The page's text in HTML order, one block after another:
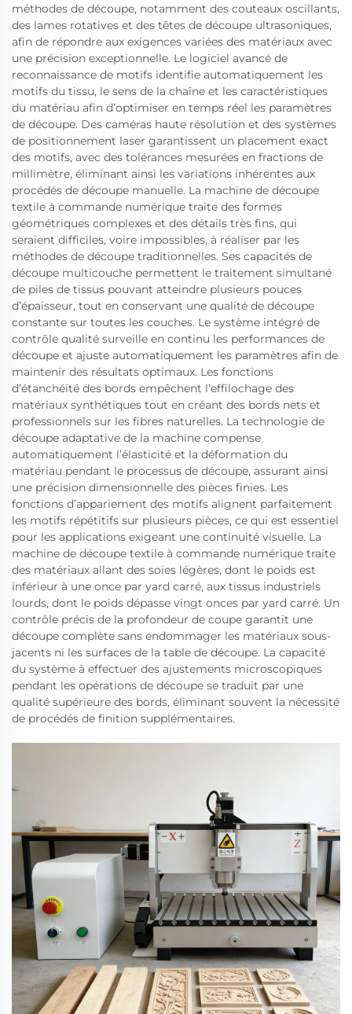
méthodes de découpe, notamment des couteaux oscillants,
des lames rotatives et des têtes de découpe ultrasoniques,
afin de répondre aux exigences variées des matériaux avec
une précision exceptionnelle. Le logiciel avancé de
reconnaissance de motifs identifie automatiquement les
motifs du tissu, le sens de la chaîne et les caractéristiques
du matériau afin d’optimiser en temps réel les paramètres
de découpe. Des caméras haute résolution et des systèmes
de positionnement laser garantissent un placement exact
des motifs, avec des tolérances mesurées en fractions de
millimètre, éliminant ainsi les variations inhérentes aux
procédés de découpe manuelle. La machine de découpe
textile à commande numérique traite des formes
géométriques complexes et des détails très fins, qui
seraient difficiles, voire impossibles, à réaliser par les
méthodes de découpe traditionnelles. Ses capacités de
découpe multicouche permettent le traitement simultané
de piles de tissus pouvant atteindre plusieurs pouces
d’épaisseur, tout en conservant une qualité de découpe
constante sur toutes les couches. Le système intégré de
contrôle qualité surveille en continu les performances de
découpe et ajuste automatiquement les paramètres afin de
maintenir des résultats optimaux. Les fonctions
d’étanchéité des bords empêchent l’effilochage des
matériaux synthétiques tout en créant des bords nets et
professionnels sur les fibres naturelles. La technologie de
découpe adaptative de la machine compense
automatiquement l’élasticité et la déformation du
matériau pendant le processus de découpe, assurant ainsi
une précision dimensionnelle des pièces finies. Les
fonctions d’appariement des motifs alignent parfaitement
les motifs répétitifs sur plusieurs pièces, ce qui est essentiel
pour les applications exigeant une continuité visuelle. La
machine de découpe textile à commande numérique traite
des matériaux allant des soies légères, dont le poids est
inférieur à une once par yard carré, aux tissus industriels
lourds, dont le poids dépasse vingt onces par yard carré. Un
contrôle précis de la profondeur de coupe garantit une
découpe complète sans endommager les matériaux sous-
jacents ni les surfaces de la table de découpe. La capacité
du système à effectuer des ajustements microscopiques
pendant les opérations de découpe se traduit par une
qualité supérieure des bords, éliminant souvent la nécessité
de procédés de finition supplémentaires.